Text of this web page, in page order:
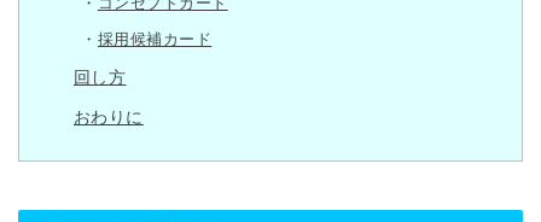
採用候補カード
回し方
おわりに